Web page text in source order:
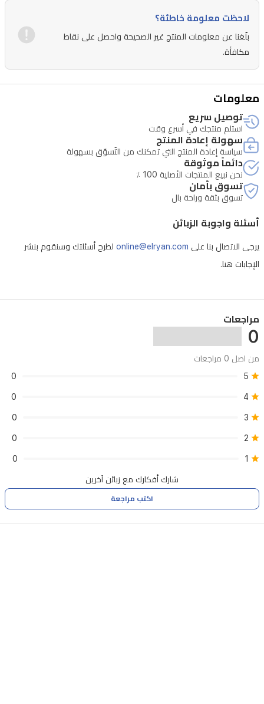
لاحظت معلومة خاطئة؟
بلّغنا عن معلومات المنتج غير الصحيحة واحصل على نقاط
مكافأة.
معلومات
توصيل سريع
استلم منتجك في أسرع وقت
سهولة إعادة المنتج
سياسة إعادة المنتج التي تمكنك من التّسوّق بسهولة
دائماً موثوقة
نحن نبيع المنتجات الأصلية 100 ٪
تسوق بأمان
تسوق بثقة وراحة بال
أسئلة واجوبة الزبائن
يرجى الاتصال بنا على online@elryan.com لطرح أسئلتك وسنقوم بنشر
الإجابات هنا.
مراجعات
0
من اصل 0 مراجعات
5
0
4
0
3
0
2
0
1
0
شارك أفكارك مع زبائن آخرين
اكتب مراجعة